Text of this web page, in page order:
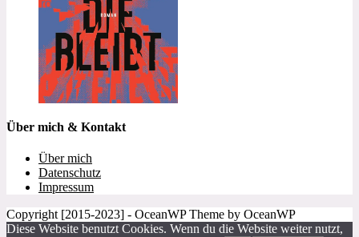
Über mich & Kontakt
Über mich
Datenschutz
Impressum
Copyright [2015-2023] - OceanWP Theme by OceanWP
Diese Website benutzt Cookies. Wenn du die Website weiter nutzt,